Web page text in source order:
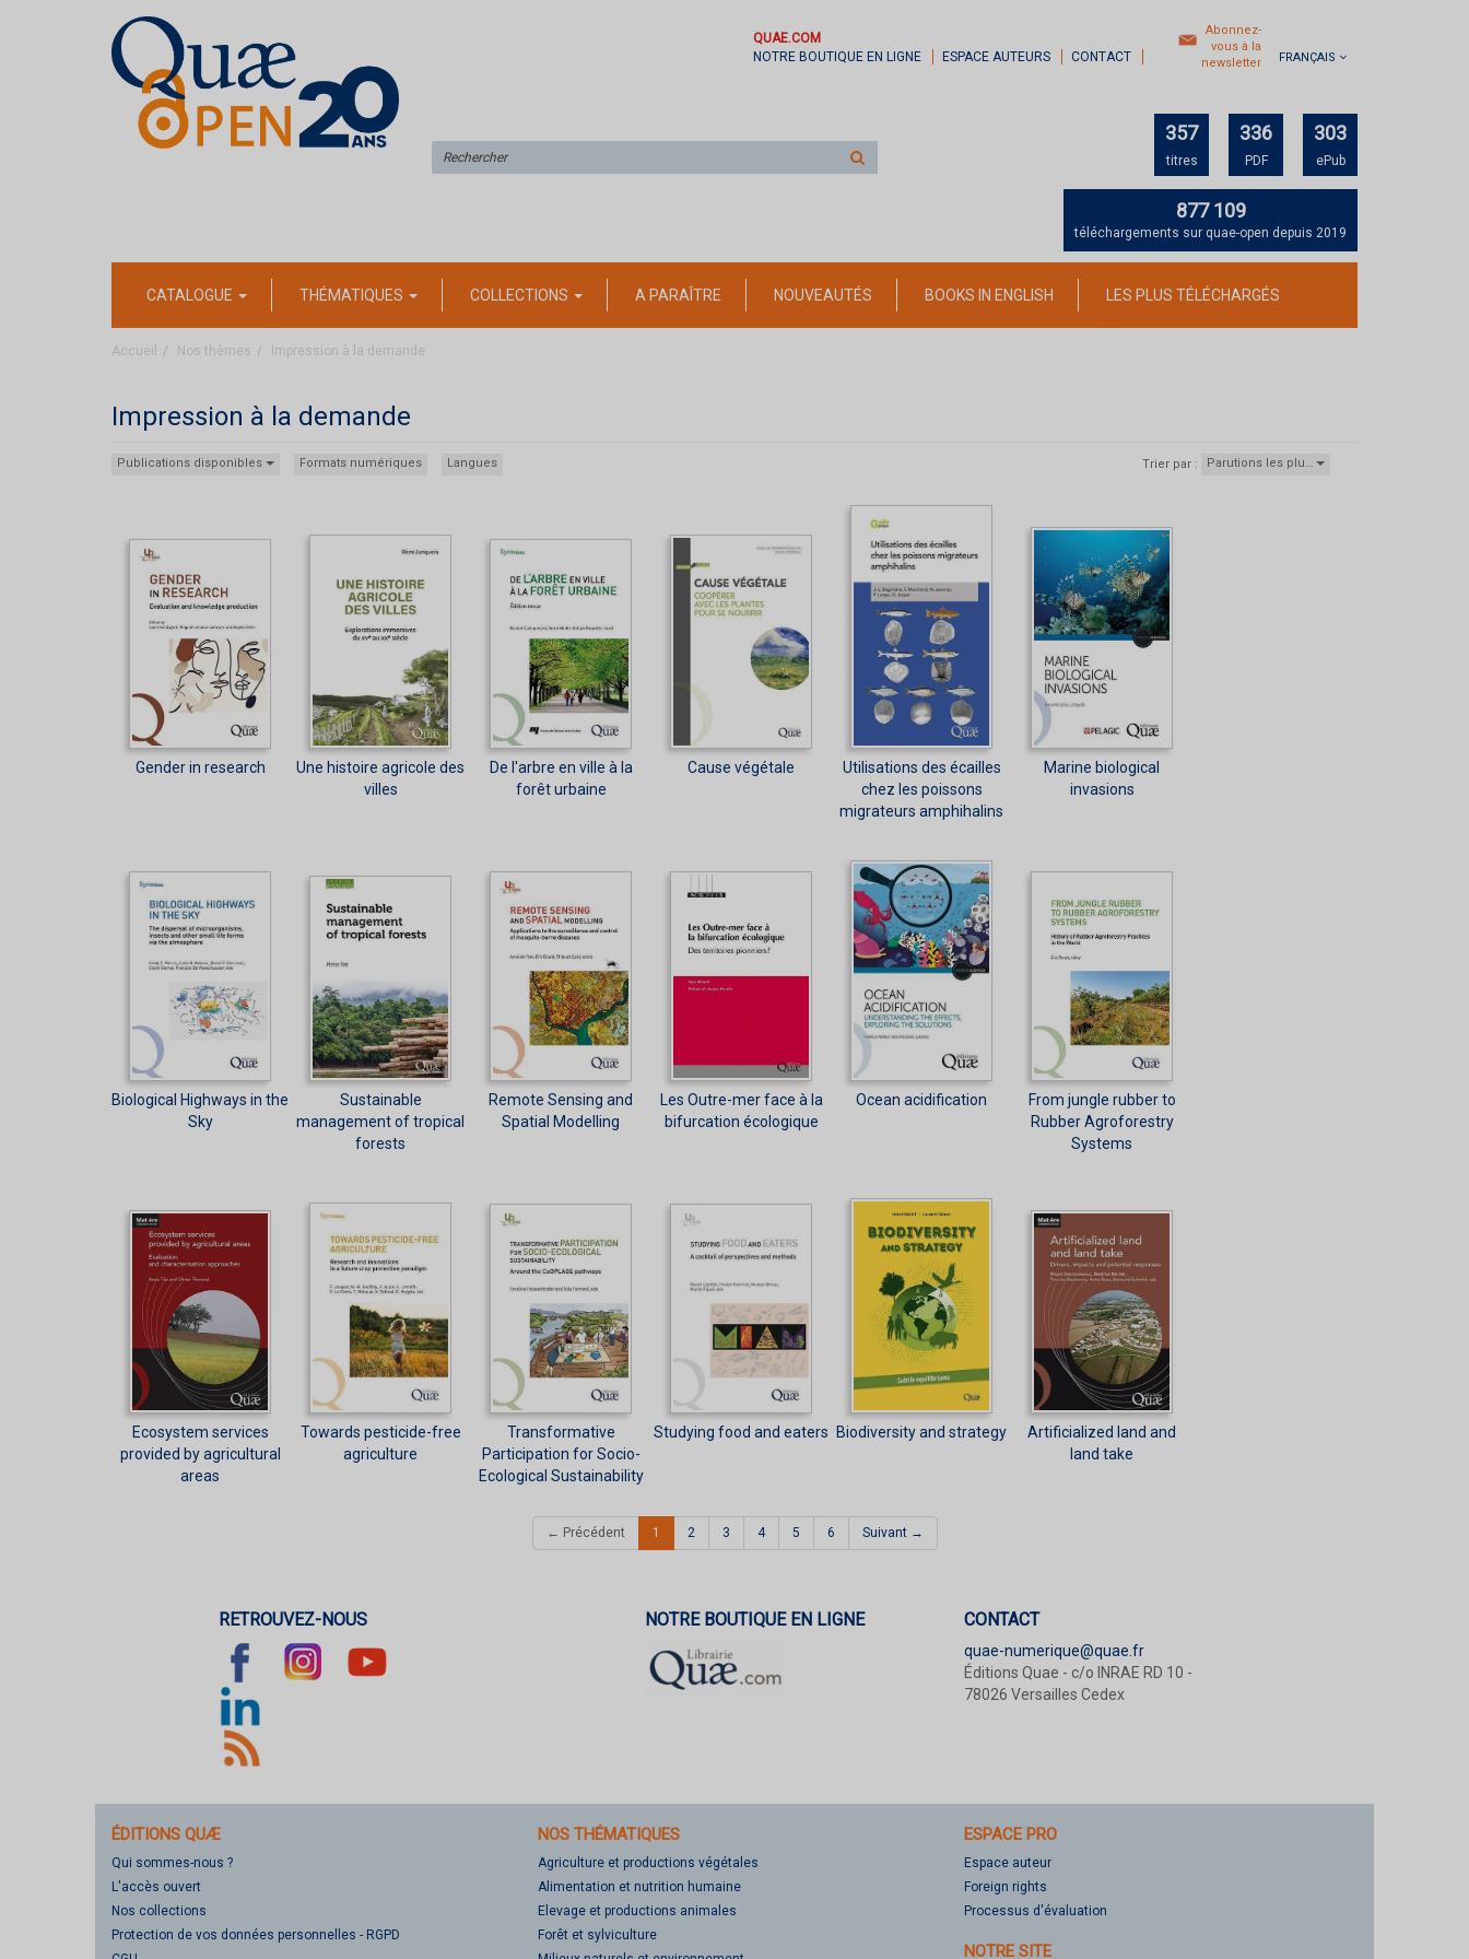
QUAE.COM
NOTRE BOUTIQUE EN LIGNE
ESPACE AUTEURS CONTACT
Abonnez-
vous à la
newsletter
FRANÇAIS
sur
357
titres
336
PDF
303
ePub
877 109
téléchargements sur quae-open depuis 2019
CATALOGUE THÉMATIQUES COLLECTIONS A PARAÎTRE NOUVEAUTÉS BOOKS IN ENGLISH LES PLUS TÉLÉCHARGÉS
Accueil Nos thèmes Impression à la demande
Impression à la demande
Publications disponibles Formats numériques Langues Trier par : Parutions les plu…
Gender in research
Une histoire agricole des
villes
De l'arbre en ville à la
forêt urbaine
Cause végétale
Utilisations des écailles
chez les poissons
migrateurs amphihalins
Marine biological
invasions
Biological Highways in the
Sky
Sustainable
management of tropical
forests
Remote Sensing and
Spatial Modelling
Les Outre-mer face à la
bifurcation écologique
Ocean acidification
From jungle rubber to
Rubber Agroforestry
Systems
Ecosystem services
provided by agricultural
areas
Towards pesticide-free
agriculture
Transformative
Participation for Socio-
Ecological Sustainability
Studying food and eaters Biodiversity and strategy
Artificialized land and
land take
← Précédent 1 (current)
2 3 4 5 6 Suivant →
RETROUVEZ-NOUS NOTRE BOUTIQUE EN LIGNE CONTACT
quae-numerique@quae.fr
Éditions Quae - c/o INRAE RD 10 -
78026 Versailles Cedex
ÉDITIONS QUÆ
Qui sommes-nous ?
L'accès ouvert
Nos collections
Protection de vos données personnelles - RGPD
NOS THÉMATIQUES
Agriculture et productions végétales
Alimentation et nutrition humaine
Elevage et productions animales
Forêt et sylviculture
ESPACE PRO
Espace auteur
Foreign rights
Processus d'évaluation
NOTRE SITE